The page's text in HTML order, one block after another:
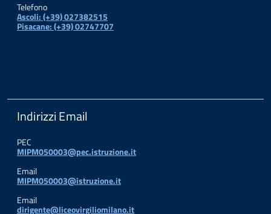
Telefono
Ascoli: (+39) 027382515
Pisacane: (+39) 02747707
Indirizzi Email
PEC
MIPM050003@pec.istruzione.it
Email
MIPM050003@istruzione.it
Email
dirigente@liceovirgiliomilano.it